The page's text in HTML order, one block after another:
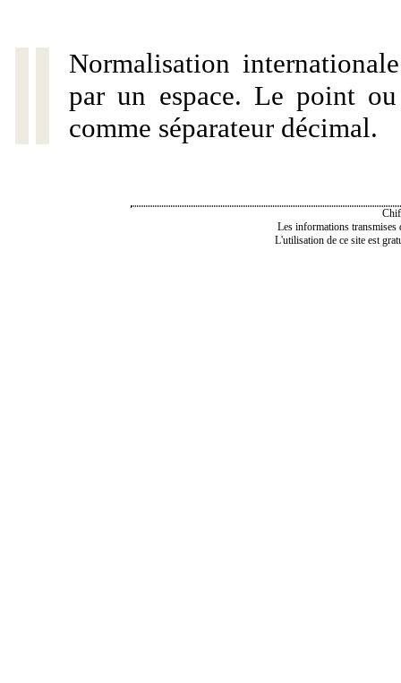
Normalisation
par un espace. Le point
comme séparateur décimal.
Les informations transmises
L'utilisation de ce site est